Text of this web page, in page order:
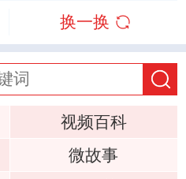
换一换
视频百科
微故事